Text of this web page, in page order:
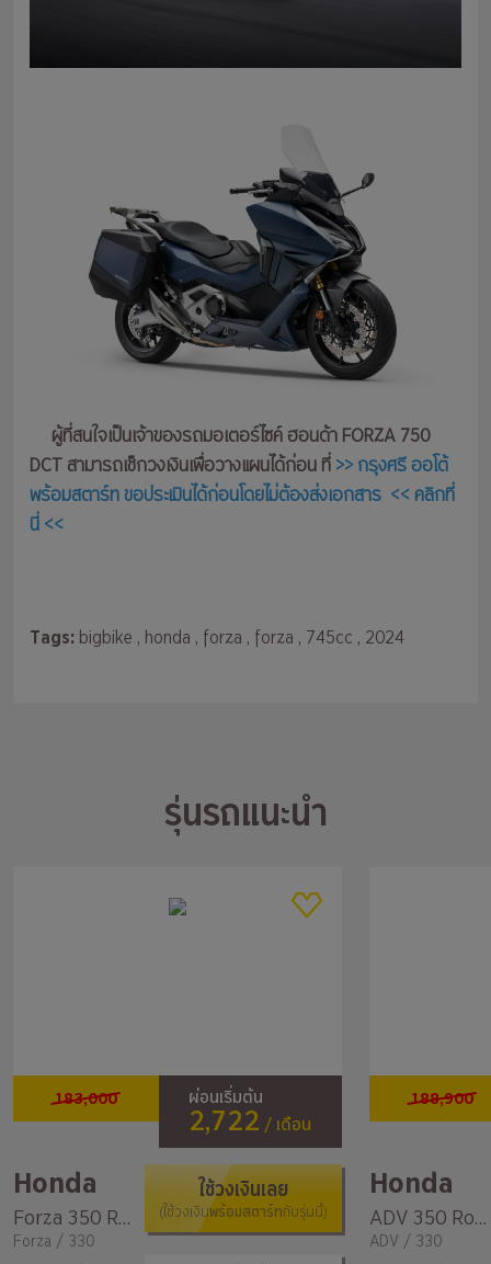
ผู้ที่สนใจเป็นเจ้าของรถมอเตอร์ไซค์ ฮอนด้า FORZA 750
DCT สามารถเช็กวงเงินเพื่อวางแผนได้ก่อน ที่>> กรุงศรี ออโต้
พร้อมสตาร์ท ขอประเมินได้ก่อนโดยไม่ต้องส่งเอกสาร << คลิกที่
นี่ <<
Tags: bigbike , honda , forza , forza , 745cc , 2024
รุ่นรถแนะนำ
183,000 ผ่อนเริ่มต้น
2,722 / เดือน
Honda
Forza 350 Roadsync
Forza / 330
ใช้วงเงินเลย
(ใช้วงเงินพร้อมสตาร์ทกับรุ่นนี้)
188,900
Honda
ADV 350 Roadsync
ADV / 330